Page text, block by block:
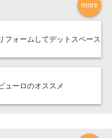
more
フォームしてデットスペース
ューロのオススメ